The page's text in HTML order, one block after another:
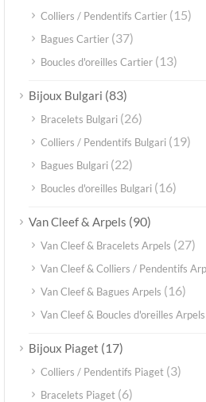
Colliers / Pendentifs Cartier (15)
Bagues Cartier (37)
Boucles d'oreilles Cartier (13)
Bijoux Bulgari (83)
Bracelets Bulgari (26)
Colliers / Pendentifs Bulgari (19)
Bagues Bulgari (22)
Boucles d'oreilles Bulgari (16)
Van Cleef & Arpels (90)
Van Cleef & Bracelets Arpels (27)
Van Cleef & Colliers / Pendentifs
Van Cleef & Bagues Arpels (16)
Van Cleef & Boucles d'oreilles Arpels
Bijoux Piaget (17)
Colliers / Pendentifs Piaget (3)
Bracelets Piaget (6)